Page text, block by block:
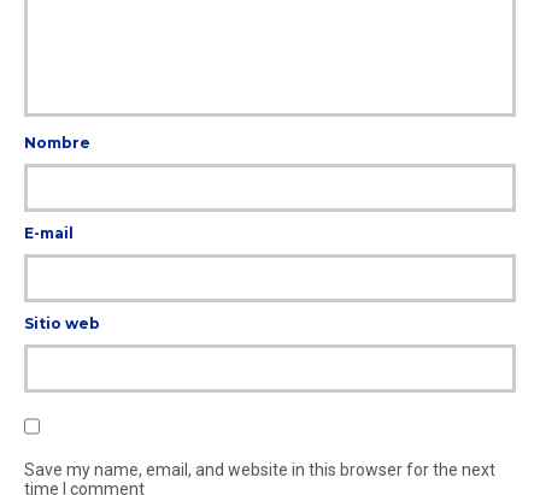
Nombre
E-mail
Sitio web
Save my name, email, and website in this browser for the next
time I comment